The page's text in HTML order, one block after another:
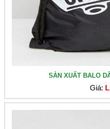
SẢN XUẤT BALO
Giá: